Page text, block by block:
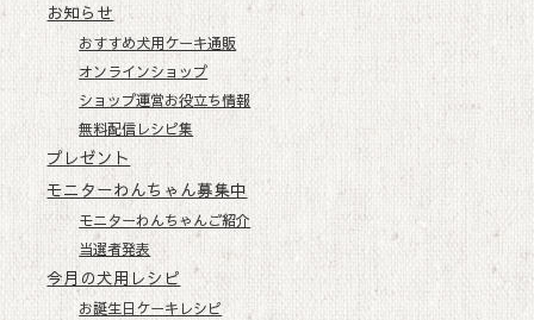
お知らせ
おすすめ犬用ケーキ通販
オンラインショップ
ショップ運営お役立ち情報
無料配信レシピ集
プレゼント
モニターわんちゃん募集中
モニターわんちゃんご紹介
当選者発表
今月の犬用レシピ
お誕生日ケーキレシピ